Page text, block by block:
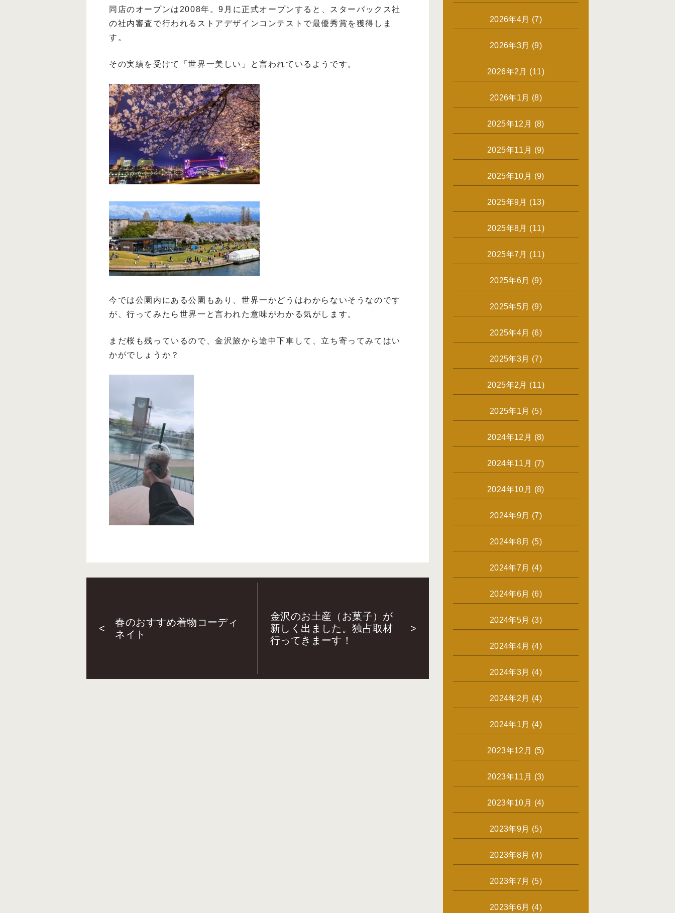
同店のオープンは2008年。9月に正式オープンすると、スターバックス社
の社内審査で行われるストアデザインコンテストで最優秀賞を獲得しま
す。
その実績を受けて「世界一美しい」と言われているようです。
今では公園内にある公園もあり、世界一かどうはわからないそうなのです
が、行ってみたら世界一と言われた意味がわかる気がします。
まだ桜も残っているので、金沢旅から途中下車して、立ち寄ってみてはい
かがでしょうか？
<
春のおすすめ着物コーディ
ネイト
金沢のお土産（お菓子）が
新しく出ました。独占取材
行ってきまーす！
>
2026年4月 (7)
2026年3月 (9)
2026年2月 (11)
2026年1月 (8)
2025年12月 (8)
2025年11月 (9)
2025年10月 (9)
2025年9月 (13)
2025年8月 (11)
2025年7月 (11)
2025年6月 (9)
2025年5月 (9)
2025年4月 (6)
2025年3月 (7)
2025年2月 (11)
2025年1月 (5)
2024年12月 (8)
2024年11月 (7)
2024年10月 (8)
2024年9月 (7)
2024年8月 (5)
2024年7月 (4)
2024年6月 (6)
2024年5月 (3)
2024年4月 (4)
2024年3月 (4)
2024年2月 (4)
2024年1月 (4)
2023年12月 (5)
2023年11月 (3)
2023年10月 (4)
2023年9月 (5)
2023年8月 (4)
2023年7月 (5)
2023年6月 (4)